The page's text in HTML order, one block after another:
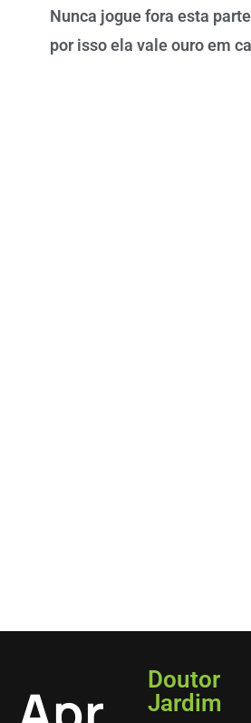
Nunca jogue fora esta
por isso ela vale ouro em
Doutor
Jardim